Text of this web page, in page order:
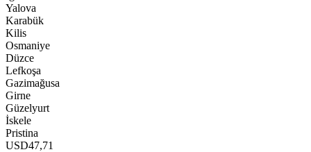
Yalova
Karabük
Kilis
Osmaniye
Düzce
Lefkoşa
Gazimağusa
Girne
Güzelyurt
İskele
Pristina
USD47,71